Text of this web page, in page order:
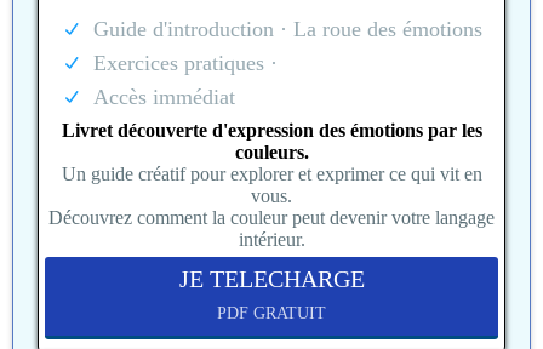
Guide d'introduction · La roue des émotions
Exercices pratiques ·
Accès immédiat
Livret découverte d'expression des émotions par les
couleurs.
Un guide créatif pour explorer et exprimer ce qui vit en
vous.
Découvrez comment la couleur peut devenir votre langage
intérieur.
JE TELECHARGE
PDF GRATUIT